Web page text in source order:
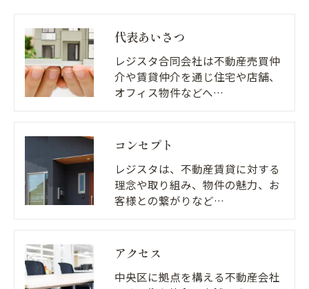
代表あいさつ
レジスタ合同会社は不動産売買仲
介や賃貸仲介を通じ住宅や店舗、
オフィス物件などへ…
コンセプト
レジスタは、不動産賃貸に対する
理念や取り組み、物件の魅力、お
客様との繋がりなど…
アクセス
中央区に拠点を構える不動産会社